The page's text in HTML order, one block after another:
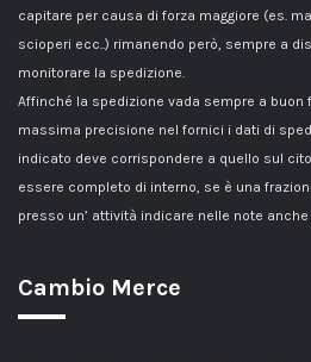
capitare per causa di forza maggiore (es.
scioperi ecc..) rimanendo però, sempre a
monitorare la spedizione.
Affinché la spedizione vada sempre a buon
massima precisione nel fornici i dati di
indicato deve corrispondere a quello sul
essere completo di interno, se è una
presso un’ attività indicare nelle note
Cambio Merce